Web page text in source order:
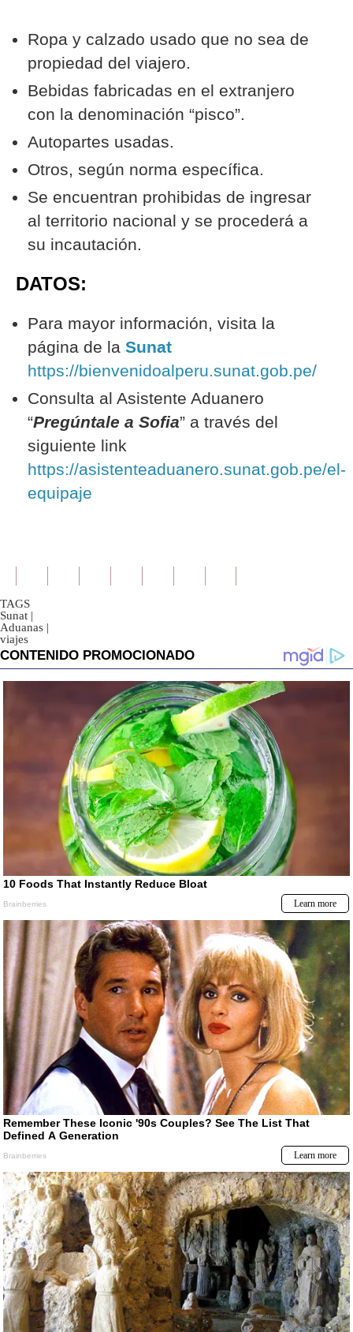
Ropa y calzado usado que no sea de
propiedad del viajero.
Bebidas fabricadas en el extranjero
con la denominación “pisco”.
Autopartes usadas.
Otros, según norma específica.
Se encuentran prohibidas de ingresar
al territorio nacional y se procederá a
su incautación.
DATOS:
Para mayor información, visita la
página de la Sunat
https://bienvenidoalperu.sunat.gob.pe/
Consulta al Asistente Aduanero
“Pregúntale a Sofia” a través del
siguiente link
https://asistenteaduanero.sunat.gob.pe/el-
equipaje
TAGS
Sunat |
Aduanas |
viajes